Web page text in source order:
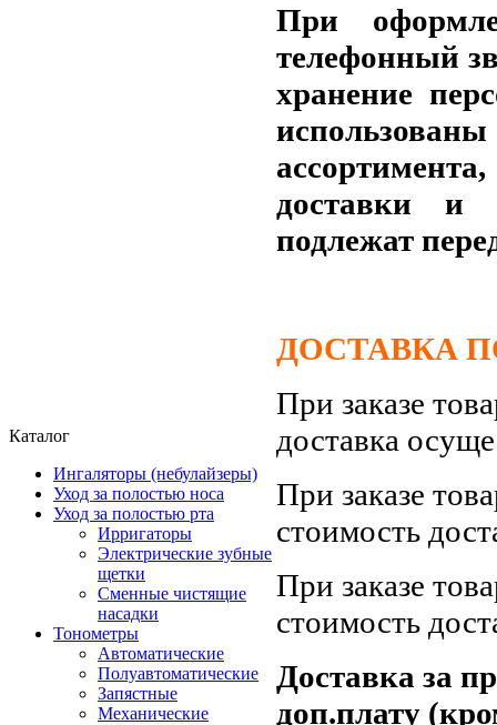
Каталог
Ингаляторы (небулайзеры)
Уход за полостью носа
Уход за полостью рта
Ирригаторы
Электрические зубные
щетки
Сменные чистящие
насадки
Тонометры
Автоматические
Полуавтоматические
Запястные
Механические
При
телефонный
хранение
доставки и
подлежат
ДОСТАВКА
При заказе
доставка
При заказе
стоимость
При заказе
стоимость
Доставка за
доп.плату